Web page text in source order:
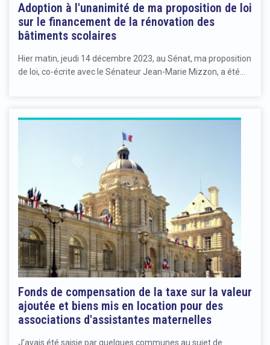
Adoption à l'unanimité de ma proposition de loi
sur le financement de la rénovation des
bâtiments scolaires
Hier matin, jeudi 14 décembre 2023, au Sénat, ma proposition
de loi, co-écrite avec le Sénateur Jean-Marie Mizzon, a été…
Fonds de compensation de la taxe sur la valeur
ajoutée et biens mis en location pour des
associations d'assistantes maternelles
J’avais été saisie par quelques communes au sujet de